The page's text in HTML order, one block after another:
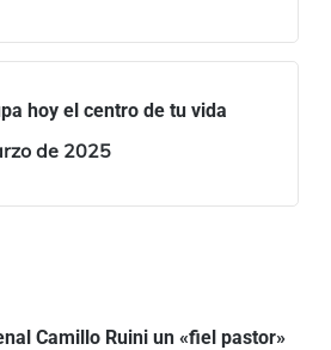
hoy el centro de tu vida
de 2025
Camillo Ruini un «fiel pastor»